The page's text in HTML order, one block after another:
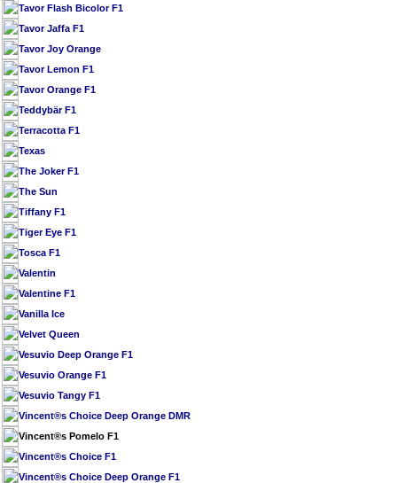
Tavor Flash Bicolor F1
Tavor Jaffa F1
Tavor Joy Orange
Tavor Lemon F1
Tavor Orange F1
Teddybär F1
Terracotta F1
Texas
The Joker F1
The Sun
Tiffany F1
Tiger Eye F1
Tosca F1
Valentin
Valentine F1
Vanilla Ice
Velvet Queen
Vesuvio Deep Orange F1
Vesuvio Orange F1
Vesuvio Tangy F1
Vincent®s Choice Deep Orange DMR
Vincent®s Pomelo F1
Vincent®s Choice F1
Vincent®s Choice Deep Orange F1